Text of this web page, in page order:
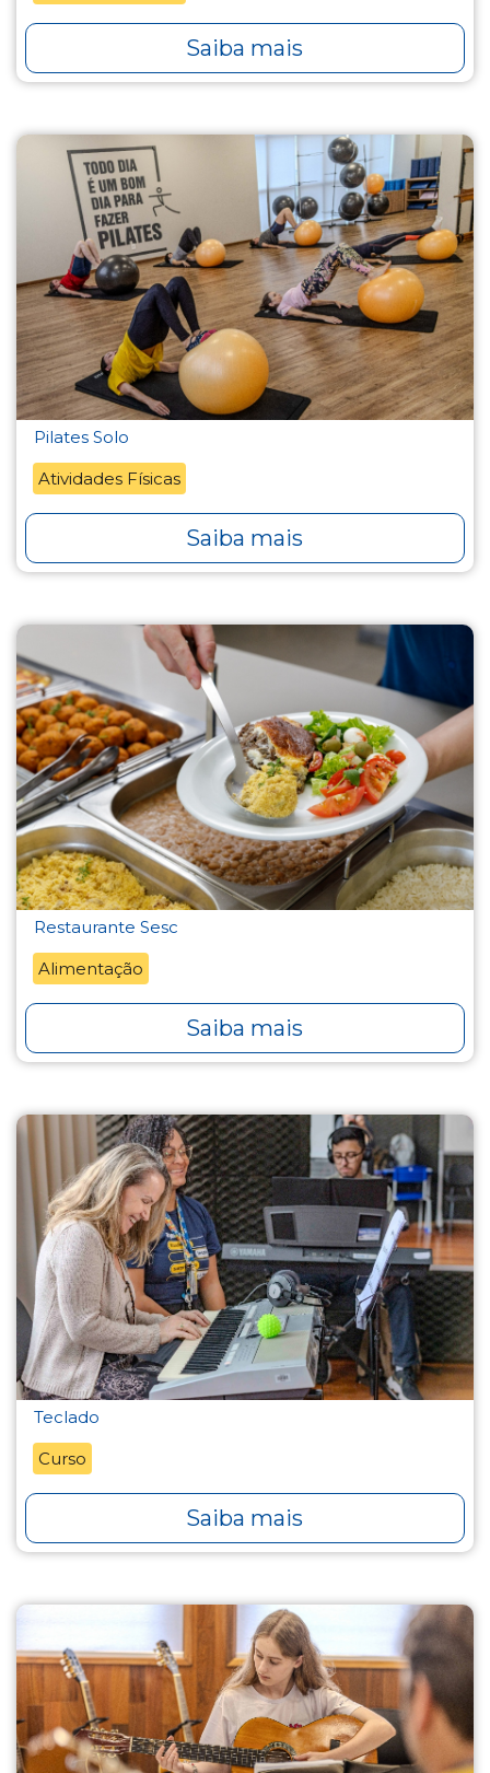
Saiba mais
Pilates Solo
Atividades Físicas
Saiba mais
Restaurante Sesc
Alimentação
Saiba mais
Teclado
Curso
Saiba mais